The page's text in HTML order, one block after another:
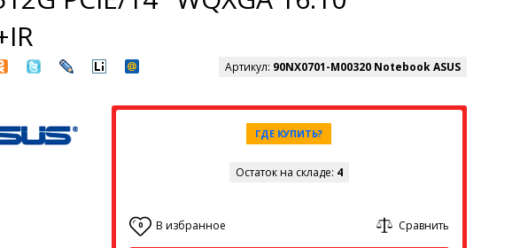
Артикул: 90NX0701-M00320 Notebook ASUS
ГДЕ КУПИТЬ?
Остаток на складе: 4
0 В избранное Сравнить